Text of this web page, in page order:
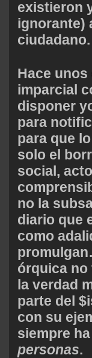
existieron
ignorante)
ciudadano.
Hace
imparcial
disponer
para
para que
solo el
social,
no la
diario que
como
órquica no
la verdad
parte del
con su
siempre
personas.